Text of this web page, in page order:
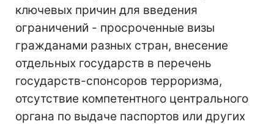
ключевых причин для введения
ограничений - просроченные визы
гражданами разных стран, внесение
отдельных государств в перечень
государств-спонсоров терроризма,
отсутствие компетентного центрального
органа по выдаче паспортов или других